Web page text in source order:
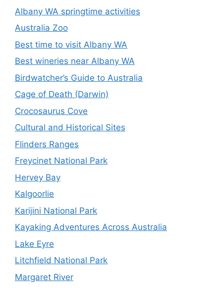
Albany WA springtime activities
Australia Zoo
Best time to visit Albany WA
Best wineries near Albany WA
Birdwatcher’s Guide to Australia
Cage of Death (Darwin)
Crocosaurus Cove
Cultural and Historical Sites
Flinders Ranges
Freycinet National Park
Hervey Bay
Kalgoorlie
Karijini National Park
Kayaking Adventures Across Australia
Lake Eyre
Litchfield National Park
Margaret River